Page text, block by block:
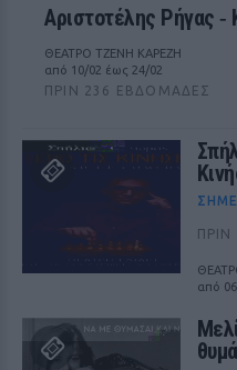
Αριστοτέλης Ρήγας ‑
ΘΕΑΤΡΟ ΤΖΕΝΗ ΚΑΡΕΖΗ
από 10/02 έως 24/02
ΠΡΙΝ 236 ΕΒΔΟΜΆΔΕΣ
από